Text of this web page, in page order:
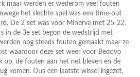
maar werden er wederom veel fouten
het slechte spel was een time-out
De 2 set was voor Minerva met 25-22.
in de 3e set begon de wedstrijd met
nog steeds fouten gemaakt maar ze
waardoor deze set weer voor Bedovo
op, de fouten aan het net bleven en de
komen. Dus een laatste wissel ingezet,